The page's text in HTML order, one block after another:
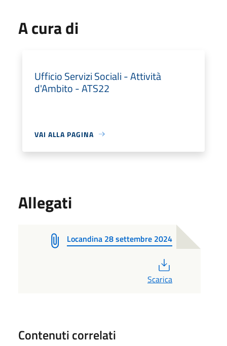
A cura di
Ufficio Servizi Sociali - Attività
d'Ambito - ATS22
VAI ALLA PAGINA
Allegati
Locandina 28 settembre 2024
Scarica
Contenuti correlati